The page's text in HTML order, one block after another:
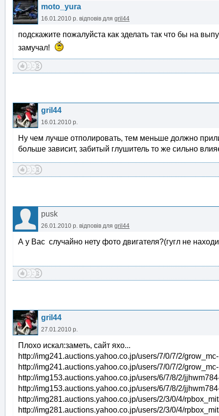
moto_yura
16.01.2010 р. відповів для gril44
подскажите пожалуйста как зделать так что бы на
замучал!
gril44
16.01.2010 р.
Ну чем лучше отполировать, тем меньше должно
больше зависит, забитый глушитель то же сильно
pusk
26.01.2010 р. відповів для gril44
А у Вас случайно нету фото двигателя?(гугл не
gril44
27.01.2010 р.
Плохо искал:заметь, сайт яхо...
http://img241.auctions.yahoo.co.jp/users/7/0/7/2/
http://img241.auctions.yahoo.co.jp/users/7/0/7/2/
http://img153.auctions.yahoo.co.jp/users/6/7/8/2/
http://img153.auctions.yahoo.co.jp/users/6/7/8/2/
http://img281.auctions.yahoo.co.jp/users/2/3/0/4/
http://img281.auctions.yahoo.co.jp/users/2/3/0/4/